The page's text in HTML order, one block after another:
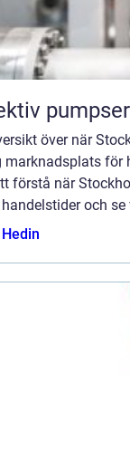
över när
marknadsplats för
förstå när
och